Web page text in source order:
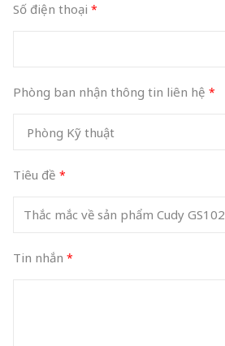
Số điện thoại
Phòng ban nhận thông tin liên hệ
Phòng Kỹ thuật
Tiêu đề
Tin nhắn